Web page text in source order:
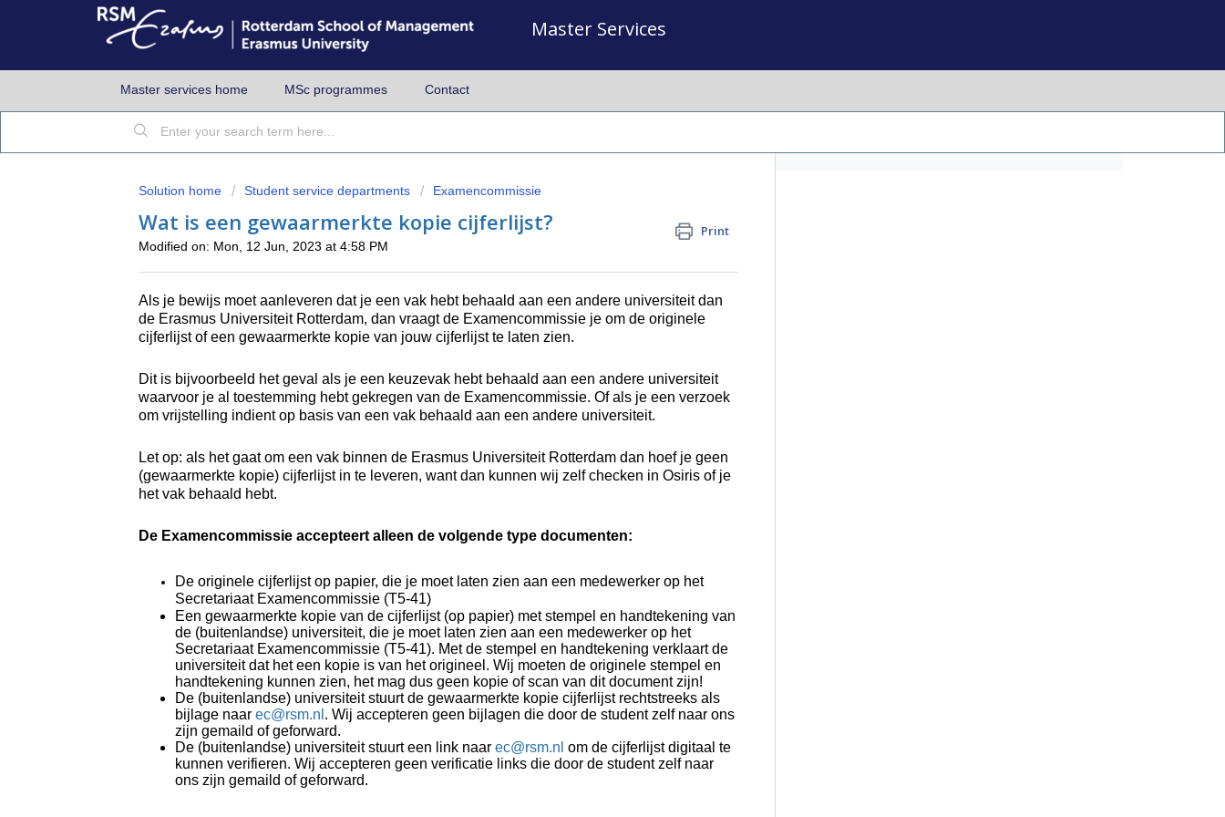
Master Services
Master services home MSc programmes Contact
Solution home Student service departments Examencommissie
Wat is een gewaarmerkte kopie cijferlijst? Print
Modified on: Mon, 12 Jun, 2023 at 4:58 PM
Als je bewijs moet aanleveren dat je een vak hebt behaald aan een andere universiteit dan
de Erasmus Universiteit Rotterdam, dan vraagt de Examencommissie je om de originele
cijferlijst of een gewaarmerkte kopie van jouw cijferlijst te laten zien.
Dit is bijvoorbeeld het geval als je een keuzevak hebt behaald aan een andere universiteit
waarvoor je al toestemming hebt gekregen van de Examencommissie. Of als je een verzoek
om vrijstelling indient op basis van een vak behaald aan een andere universiteit.
Let op: a ls het gaat om een vak binnen de Erasmus Universiteit Rotterdam dan hoef je geen
(gewaarmerkte kopie) cijferlijst in te leveren, want dan kunnen wij zelf checken in Osiris of je
het vak behaald hebt.
De Examencommissie accepteert alleen de volgende type documenten:
De originele cijferlijst op papier, die je moet laten zien aan een medewerker op het
Secretariaat Examencommissie (T5-41)
Een gewaarmerkte kopie van de cijferlijst (op papier) met stempel en handtekening van
de (buitenlandse) universiteit, die je moet laten zien aan een medewerker op het
Secretariaat Examencommissie (T5-41). Met de stempel en handtekening verklaart de
universiteit dat het een kopie is van het origineel. Wij moeten de originele stempel en
handtekening kunnen zien, het mag dus geen kopie of scan van dit document zijn!
De (buitenlandse) universiteit stuurt de gewaarmerkte kopie cijferlijst rechtstreeks als
bijlage naar ec@rsm.nl . Wij accepteren geen bijlagen die door de student zelf naar ons
zijn gemaild of geforward.
De (buitenlandse) universiteit stuurt een link naar ec@rsm.nl om de cijferlijst digitaal te
kunnen verifieren. Wij accepteren geen verificatie links die door de student zelf naar
ons zijn gemaild of geforward.